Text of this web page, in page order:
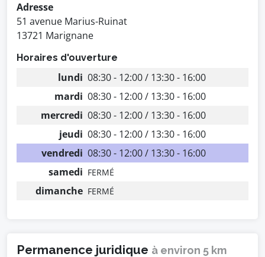
Adresse
51 avenue Marius-Ruinat
13721 Marignane
Horaires d'ouverture
lundi 08:30 - 12:00 / 13:30 - 16:00
mardi 08:30 - 12:00 / 13:30 - 16:00
mercredi 08:30 - 12:00 / 13:30 - 16:00
jeudi 08:30 - 12:00 / 13:30 - 16:00
vendredi 08:30 - 12:00 / 13:30 - 16:00
samedi FERMÉ
dimanche FERMÉ
Permanence juridique à environ 5 km